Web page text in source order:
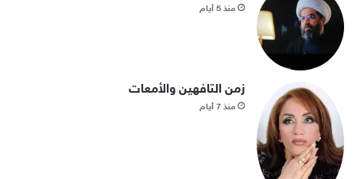
منذ 5 أيام
زمن التافهين والأمعات
منذ 7 أيام